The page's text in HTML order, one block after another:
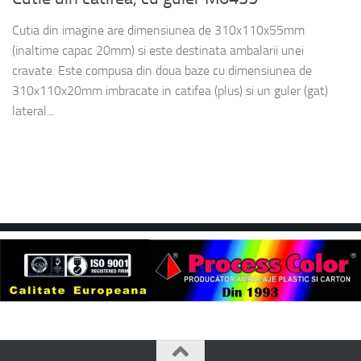
Cutia din imagine are dimensiunea de 310x110x55mm
(inaltime capac 20mm) si este destinata ambalarii unei
cravate. Este compusa din doua baze cu dimensiunea de
310x110x20mm imbracate in catifea (plus) si un guler (gat)
lateral...